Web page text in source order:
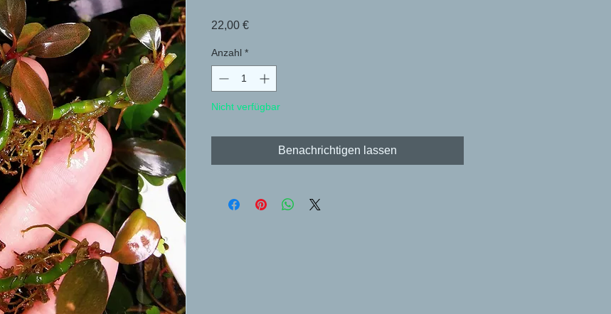
22,00 €Preis
Anzahl *
Nicht verfügbar
Benachrichtigen lassen